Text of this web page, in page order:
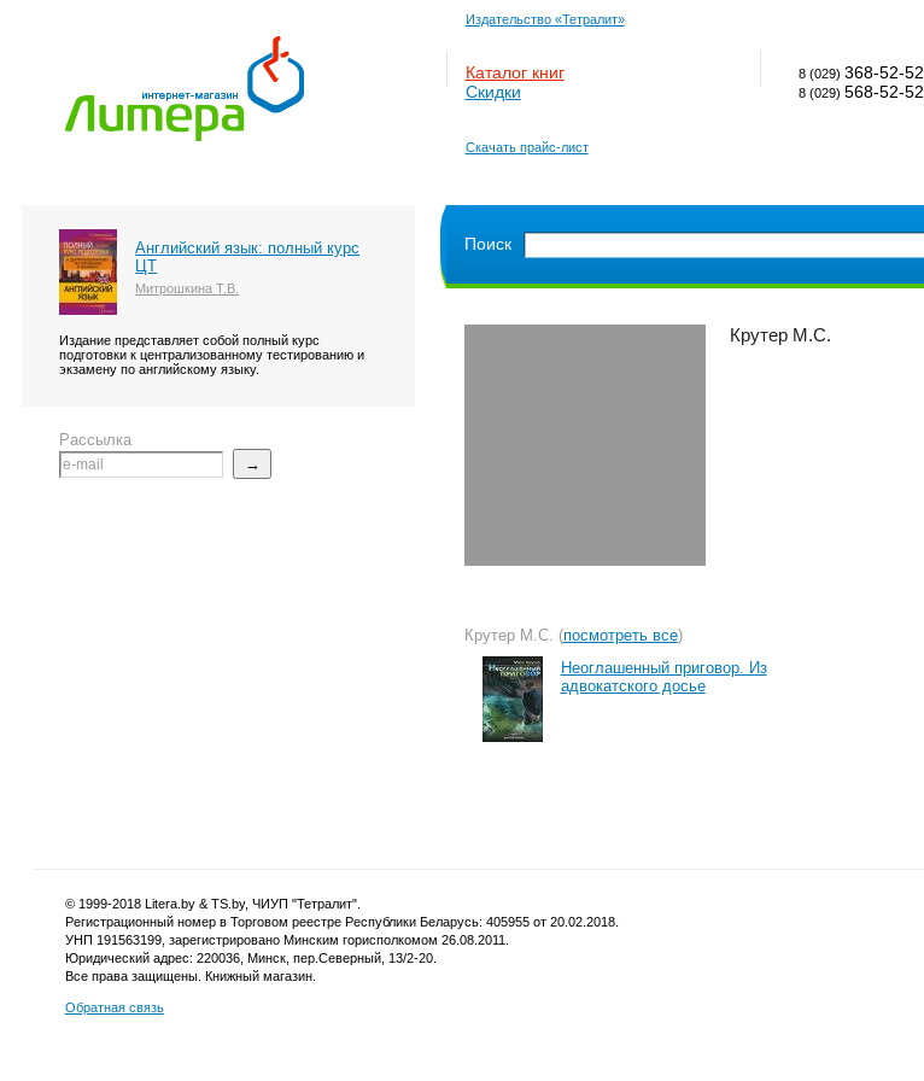
Издательство «Тетралит»
Каталог книг
Скидки
Скачать прайс-лист
8 (029)368-52-52
8 (029)568-52-52
Поиск
Крутер М.С.
Крутер М.С. (посмотреть все)
Неоглашенный приговор. Из
адвокатского досье
Английский язык: полный курс
ЦТ
Митрошкина Т.В.
Издание представляет собой полный курс
подготовки к централизованному тестированию и
экзамену по английскому языку.
Рассылка
→
© 1999-2018 Litera.by & TS.by, ЧИУП "Тетралит".
Регистрационный номер в Торговом реестре Республики Беларусь: 405955 от 20.02.2018.
УНП 191563199, зарегистрировано Минским горисполкомом 26.08.2011.
Юридический адрес: 220036, Минск, пер.Северный, 13/2-20.
Все права защищены. Книжный магазин.
Обратная связь